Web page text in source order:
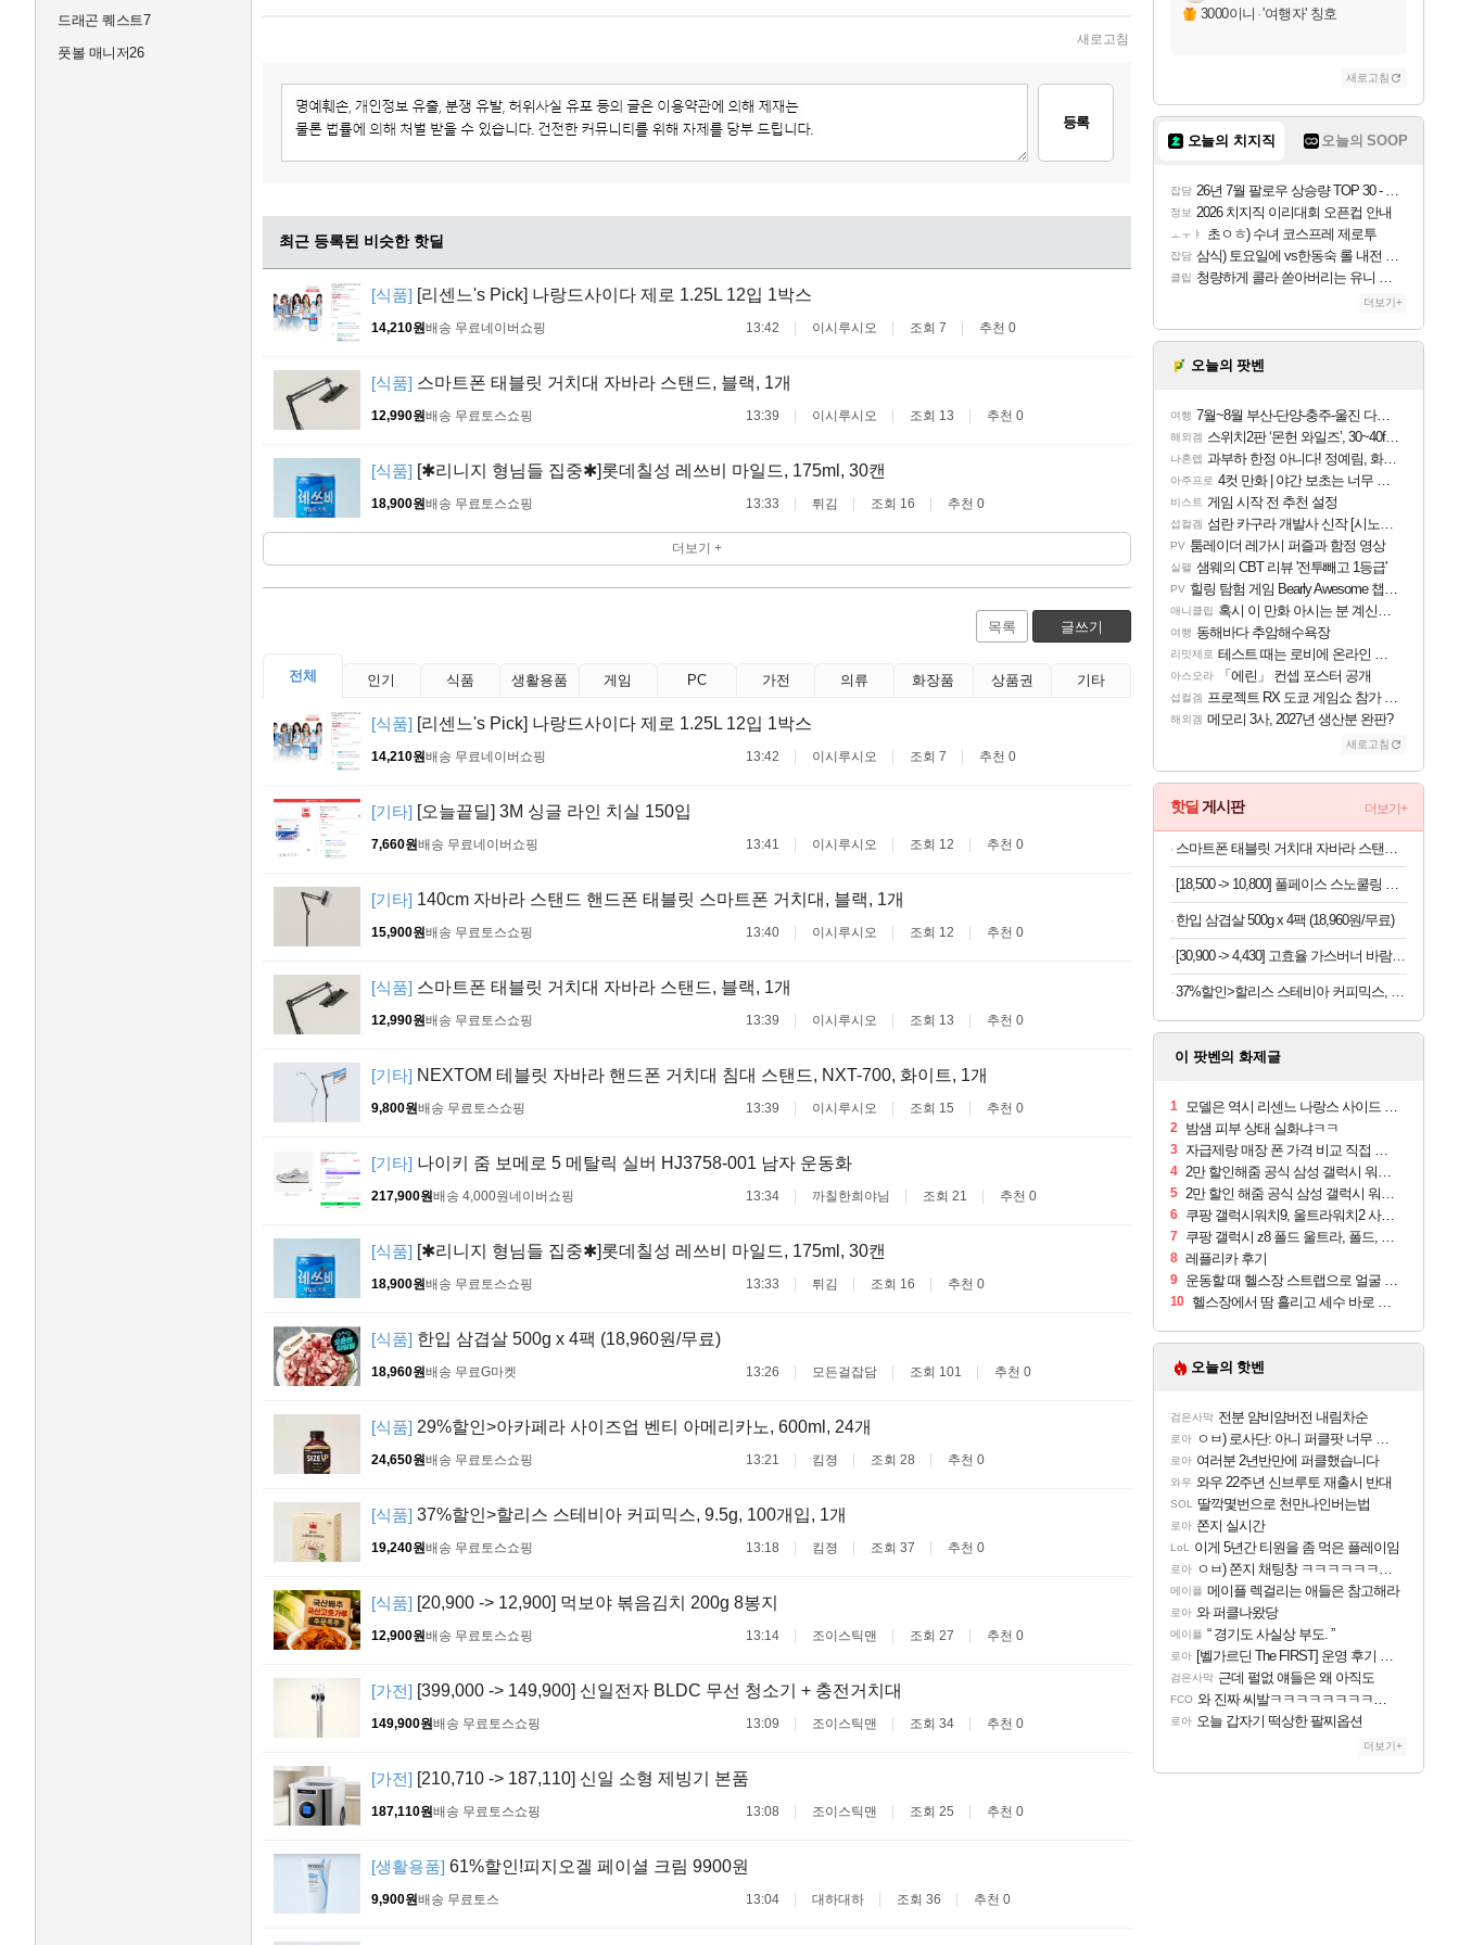
드래곤 퀘스트7
풋볼 매니저26
새로고침
등록
최근 등록된 비슷한 핫딜
[식품] [리센느's Pick] 나랑드사이다 제로 1.25L 12입 1박스
14,210원배송 무료네이버쇼핑 13:42 이시루시오 조회 7 추천 0
[식품] 스마트폰 태블릿 거치대 자바라 스탠드, 블랙, 1개
12,990원배송 무료토스쇼핑 13:39 이시루시오 조회 13 추천 0
[식품] [✱리니지 형님들 집중✱]롯데칠성 레쓰비 마일드, 175ml, 30캔
18,900원배송 무료토스쇼핑 13:33 튀김 조회 16 추천 0
더보기 +
목록 글쓰기
전체 인기 식품 생활용품 게임 PC 가전 의류 화장품 상품권 기타
[식품] [리센느's Pick] 나랑드사이다 제로 1.25L 12입 1박스
14,210원배송 무료네이버쇼핑 13:42 이시루시오 조회 7 추천 0
[기타] [오늘끝딜] 3M 싱글 라인 치실 150입
7,660원배송 무료네이버쇼핑 13:41 이시루시오 조회 12 추천 0
[기타] 140cm 자바라 스탠드 핸드폰 태블릿 스마트폰 거치대, 블랙, 1개
15,900원배송 무료토스쇼핑 13:40 이시루시오 조회 12 추천 0
[식품] 스마트폰 태블릿 거치대 자바라 스탠드, 블랙, 1개
12,990원배송 무료토스쇼핑 13:39 이시루시오 조회 13 추천 0
[기타] NEXTOM 테블릿 자바라 핸드폰 거치대 침대 스탠드, NXT-700, 화이트, 1개
9,800원배송 무료토스쇼핑 13:39 이시루시오 조회 15 추천 0
[기타] 나이키 줌 보메로 5 메탈릭 실버 HJ3758-001 남자 운동화
217,900원배송 4,000원네이버쇼핑 13:34 까칠한희야님 조회 21 추천 0
[식품] [✱리니지 형님들 집중✱]롯데칠성 레쓰비 마일드, 175ml, 30캔
18,900원배송 무료토스쇼핑 13:33 튀김 조회 16 추천 0
[식품] 한입 삼겹살 500g x 4팩 (18,960원/무료)
18,960원배송 무료G마켓 13:26 모든걸잡담 조회 101 추천 0
[식품] 29%할인>아카페라 사이즈업 벤티 아메리카노, 600ml, 24개
24,650원배송 무료토스쇼핑 13:21 킴졍 조회 28 추천 0
[식품] 37%할인>할리스 스테비아 커피믹스, 9.5g, 100개입, 1개
19,240원배송 무료토스쇼핑 13:18 킴졍 조회 37 추천 0
[식품] [20,900 -> 12,900] 먹보야 볶음김치 200g 8봉지
12,900원배송 무료토스쇼핑 13:14 조이스틱맨 조회 27 추천 0
[가전] [399,000 -> 149,900] 신일전자 BLDC 무선 청소기 + 충전거치대
149,900원배송 무료토스쇼핑 13:09 조이스틱맨 조회 34 추천 0
[가전] [210,710 -> 187,110] 신일 소형 제빙기 본품
187,110원배송 무료토스쇼핑 13:08 조이스틱맨 조회 25 추천 0
[생활용품] 61%할인!피지오겔 페이셜 크림 9900원
9,900원배송 무료토스 13:04 대하대하 조회 36 추천 0
3000이니 ·'여행자' 칭호
새로고침
오늘의 치지직 오늘의 SOOP
잡담 26년 7월 팔로우 상승량 TOP 30 - 월간 치지직
정보 2026 치지직 이리대회 오픈컵 안내
ㅗㅜㅑ 초ㅇㅎ) 수녀 코스프레 제로투
잡담 삼식) 토요일에 vs한동숙 롤 내전 예정
클립 청량하게 콜라 쏟아버리는 유니 ㅋㅋㅋ
더보기+
오늘의 팟벤
여행 7월~8월 부산-단양-충주-울진 다녀왔어요~
해외겜 스위치2판 ‘몬헌 와일즈’, 30~40fps 목표 추정
나혼렙 과부하 한정 아니다! 정예림, 화속성 서포터 세대 교체
아주프로 4컷 만화 | 야간 보초는 너무 힘들어
비스트 게임 시작 전 추천 설정
섭컬겜 섬란 카구라 개발사 신작 [시노비 넥서스] 연내 출시 예정
PV 툼레이더 레가시 퍼즐과 함정 영상
실팰 샘웨의 CBT 리뷰 '전투빼고 1등급'
PV 힐링 탐험 게임 Bearly Awesome 챕터 1 트레일러
애니클립 혹시 이 만화 아시는 분 계신가요
여행 동해바다 추암해수욕장
리밋제로 테스트 때는 로비에 온라인 기능이 있는데
아스오라 「에린」 컨셉 포스터 공개
섭컬겜 프로젝트 RX 도쿄 게임쇼 참가 결정
해외겜 메모리 3사, 2027년 생산분 완판?
새로고침
핫딜 게시판 더보기+
스마트폰 태블릿 거치대 자바라 스탠드, 블랙, 1개
[18,500 -> 10,800] 풀페이스 스노쿨링 마스크
한입 삼겹살 500g x 4팩 (18,960원/무료)
[30,900 -> 4,430] 고효율 가스버너 바람막이 (배송비포함)
37%할인>할리스 스테비아 커피믹스, 9.5g, 100개입, 1개
이 팟벤의 화제글
1 모델은 역시 리센느 나랑스 사이드 1.25L 1박스
2 밤샘 피부 상태 실화냐ㅋㅋ
3 자급제랑 매장 폰 가격 비교 직접 안가도 되네요
4 2만 할인해줌 공식 삼성 갤럭시 워치9 크림, 40mm, 블루투스
5 2만 할인 해줌 공식 삼성 갤럭시 워치9 실버, 44mm, 블루투스
6 쿠팡 갤럭시워치9, 울트라워치2 사전구매 혜택 받아보세요
7 쿠팡 갤럭시 z8 폴드 울트라, 폴드, 플립 사전예약
8 레플리카 후기
9 운동할 때 헬스장 스트랩으로 얼굴 만졌다가 볼 뒤집어짐
10 헬스장에서 땀 흘리고 세수 바로 안 하면 트러블 나냐?
오늘의 핫벤
검은사막 전분 얌비얌버전 내림차순
로아 ㅇㅂ) 로사단: 아니 퍼클팟 너무 심하네 예의가 없어(?)
로아 여러분 2년반만에 퍼클했습니다
와우 와우 22주년 신브루토 재출시 반대
SOL 딸깍몇번으로 천만나인버는법
로아 쫀지 실시간
LoL 이게 5년간 티원을 좀 먹은 플레이임
로아 ㅇㅂ) 쫀지 채팅창 ㅋㅋㅋㅋㅋㅋㅋㅋㅋㅋㅋ
메이플 메이플 렉걸리는 애들은 참고해라
로아 와 퍼클나왔당
메이플 “ 경기도 사실상 부도. ”
로아 [벨가르딘 The FIRST] 운영 후기 + 1~3위 공대 축하 Ai짤
검은사막 근데 펄없 얘들은 왜 아직도
FCO 와 진짜 씨발ㅋㅋㅋㅋㅋㅋㅋㅋㅋㅋㅋㅋㅋㅋㅋㅋ
로아 오늘 갑자기 떡상한 팔찌옵션
더보기+